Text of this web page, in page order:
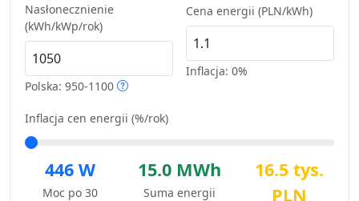
Nasłonecznienie
(kWh/kWp/rok)
Polska: 950-1100
Cena energii (PLN/kWh)
Inflacja: 0%
Inflacja cen energii (%/rok)
446 W
Moc po 30
15.0 MWh
Suma energii
16.5 tys.
PLN